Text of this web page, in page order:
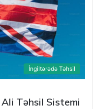
İngiltərədə Təhsil
Təhsil Sistemi